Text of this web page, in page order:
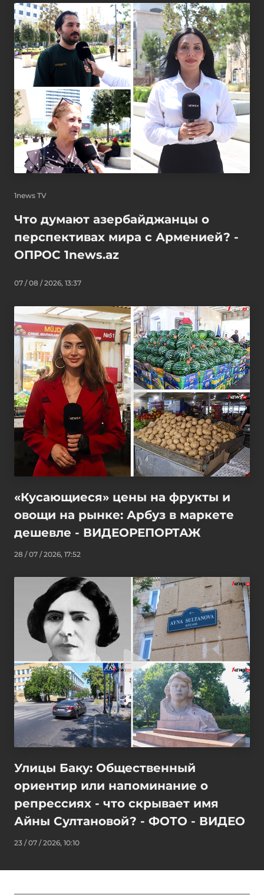
1news TV
Что думают азербайджанцы о
перспективах мира с Арменией? -
ОПРОС 1news.az
07 / 08 / 2026, 13:37
«Кусающиеся» цены на фрукты и
овощи на рынке: Арбуз в маркете
дешевле - ВИДЕОРЕПОРТАЖ
28 / 07 / 2026, 17:52
Улицы Баку: Общественный
ориентир или напоминание о
репрессиях - что скрывает имя
Айны Султановой? - ФОТО - ВИДЕО
23 / 07 / 2026, 10:10